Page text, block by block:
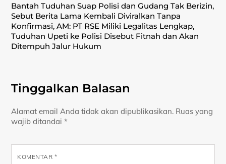
Bantah Tuduhan Suap Polisi dan Gudang Tak Berizin,
Sebut Berita Lama Kembali Diviralkan Tanpa
Konfirmasi, ‎AM: PT RSE Miliki Legalitas Lengkap,
Tuduhan Upeti ke Polisi Disebut Fitnah dan Akan
Ditempuh Jalur Hukum
Tinggalkan Balasan
Alamat email Anda tidak akan dipublikasikan. Ruas yang
wajib ditandai*
KOMENTAR *